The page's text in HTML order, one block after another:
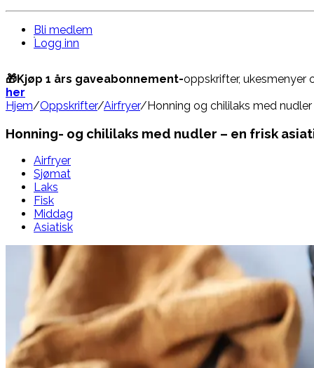
Bli medlem
Logg inn
🎁Kjøp 1 års gaveabonnement-oppskrifter,
her
Hjem/Oppskrifter/Airfryer/Honning og chililaks med
Honning- og chililaks med nudler – en frisk
Airfryer
Sjømat
Laks
Fisk
Middag
Asiatisk